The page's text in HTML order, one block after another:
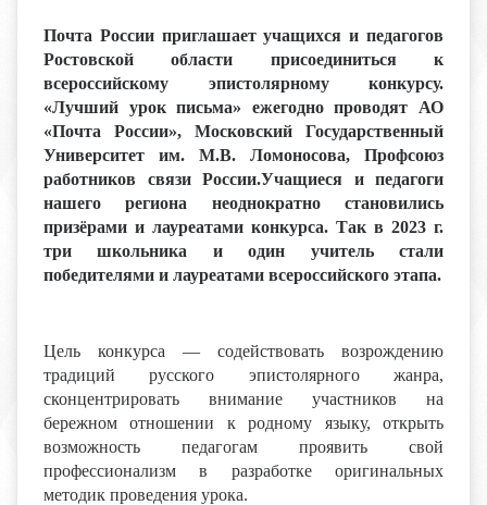
Почта России приглашает учащихся и педагогов
Ростовской области присоединиться к
всероссийскому эпистолярному конкурсу.
«Лучший урок письма» ежегодно проводят АО
«Почта России», Московский Государственный
Университет им. М.В. Ломоносова, Профсоюз
работников связи России.Учащиеся и педагоги
нашего региона неоднократно становились
призёрами и лауреатами конкурса. Так в 2023 г.
три школьника и один учитель стали
победителями и лауреатами всероссийского этапа.
Цель конкурса — содействовать возрождению
традиций русского эпистолярного жанра,
сконцентрировать внимание участников на
бережном отношении к родному языку, открыть
возможность педагогам проявить свой
профессионализм в разработке оригинальных
методик проведения урока.